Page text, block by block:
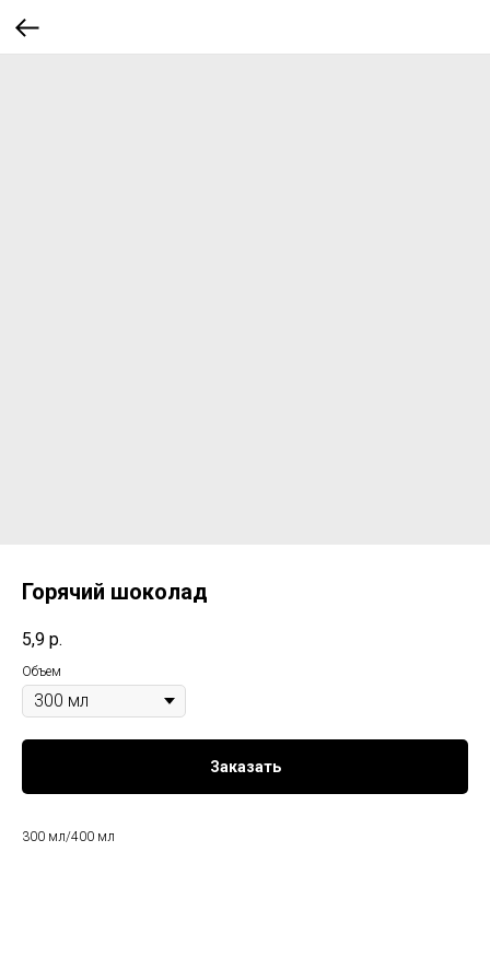
Горячий шоколад
5,9 р.
Объем
Заказать
300 мл/400 мл